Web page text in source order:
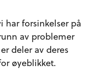
har forsinkelser på
av problemer
deler av deres
øyeblikket.